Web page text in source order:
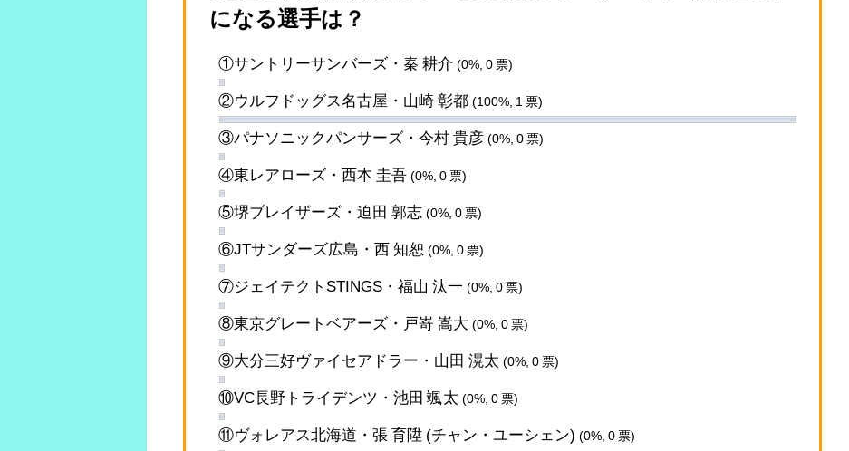
になる選手は？
①サントリーサンバーズ・秦 耕介 (0%, 0 票)
②ウルフドッグス名古屋・山崎 彰都 (100%, 1 票)
③パナソニックパンサーズ・今村 貴彦 (0%, 0 票)
④東レアローズ・西本 圭吾 (0%, 0 票)
⑤堺ブレイザーズ・迫田 郭志 (0%, 0 票)
⑥JTサンダーズ広島・西 知恕 (0%, 0 票)
⑦ジェイテクトSTINGS・福山 汰一 (0%, 0 票)
⑧東京グレートベアーズ・戸嵜 嵩大 (0%, 0 票)
⑨大分三好ヴァイセアドラー・山田 滉太 (0%, 0 票)
⑩VC長野トライデンツ・池田 颯太 (0%, 0 票)
⑪ヴォレアス北海道・張 育陞 (チャン・ユーシェン) (0%, 0 票)